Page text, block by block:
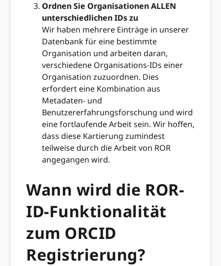
Ordnen Sie Organisationen ALLEN
unterschiedlichen IDs zu
Wir haben mehrere Einträge in unserer
Datenbank für eine bestimmte
Organisation und arbeiten daran,
verschiedene Organisations-IDs einer
Organisation zuzuordnen. Dies
erfordert eine Kombination aus
Metadaten- und
Benutzererfahrungsforschung und wird
eine fortlaufende Arbeit sein. Wir hoffen,
dass diese Kartierung zumindest
teilweise durch die Arbeit von ROR
angegangen wird.
Wann wird die ROR-
ID-Funktionalität
zum ORCID
Registrierung?